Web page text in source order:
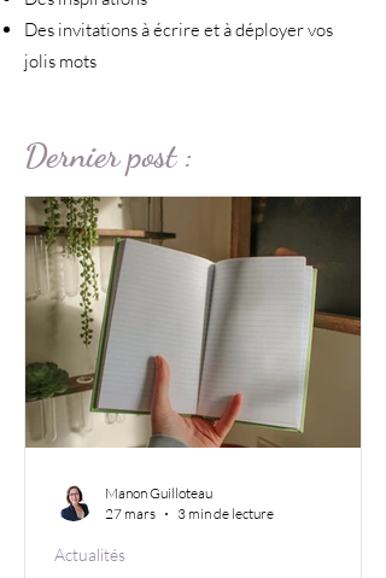
Des invitations à écrire et à déployer vos
jolis mots
Dernier post :
Actualités
Manon Guilloteau
27 mars
3 min de lecture